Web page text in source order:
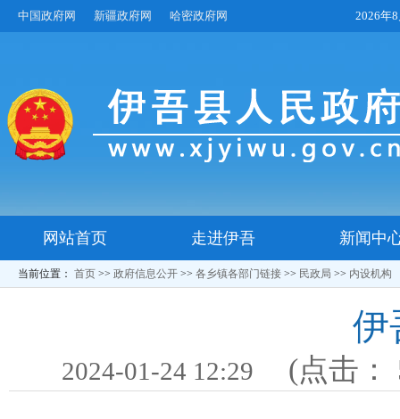
中国政府网 新疆政府网 哈密政府网 2026年
网站首页 走进伊吾 新闻中
当前位置： 首页 >> 政府信息公开 >> 各乡镇各部门链接 >> 民政局 >> 内设机构
伊
2024-01-24 12:29 (点击：